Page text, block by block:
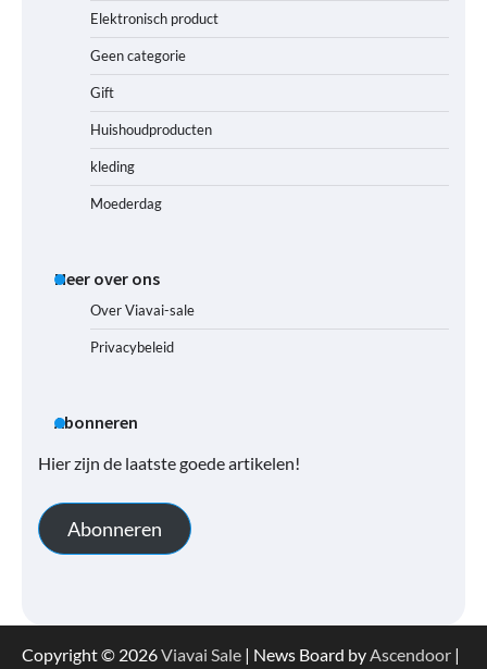
Elektronisch product
Geen categorie
Gift
Huishoudproducten
kleding
Moederdag
Meer over ons
Over Viavai-sale
Privacybeleid
Abonneren
Hier zijn de laatste goede artikelen!
Abonneren
Copyright © 2026Viavai Sale | News Board byAscendoor |